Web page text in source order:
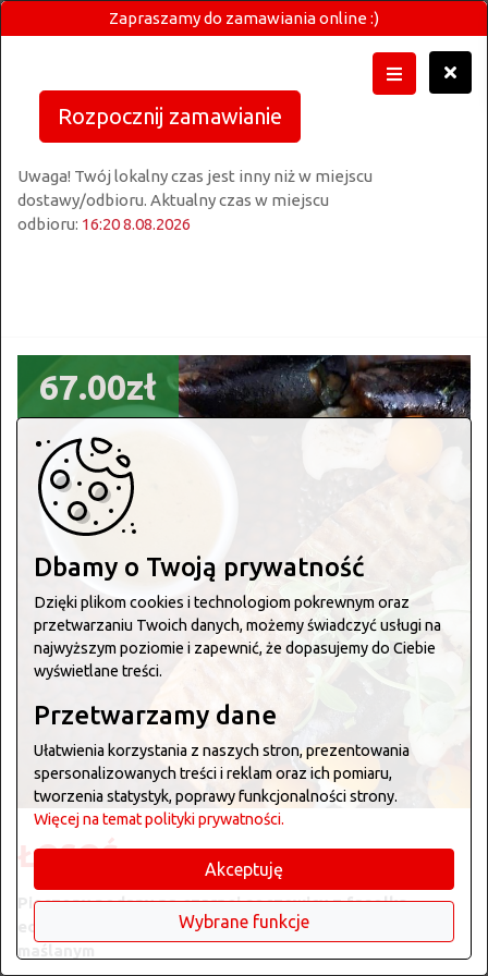
Zapraszamy do zamawiania online :)
Rozpocznij zamawianie
Uwaga! Twój lokalny czas jest inny niż w miejscu
dostawy/odbioru. Aktualny czas w miejscu
odbioru: 16:20 8.08.2026
67.00zł
ŁOSOŚ
Pieczony podany na czarnej soczewicy z fasolką
edamame, palonym kalafiorem oraz sosem winno-
maślanym
Dbamy o Twoją prywatność
Dzięki plikom cookies i technologiom pokrewnym oraz
przetwarzaniu Twoich danych, możemy świadczyć usługi na
najwyższym poziomie i zapewnić, że dopasujemy do Ciebie
wyświetlane treści.
Przetwarzamy dane
Ułatwienia korzystania z naszych stron, prezentowania
spersonalizowanych treści i reklam oraz ich pomiaru,
tworzenia statystyk, poprawy funkcjonalności strony.
Więcej na temat polityki prywatności.
Akceptuję
Wybrane funkcje